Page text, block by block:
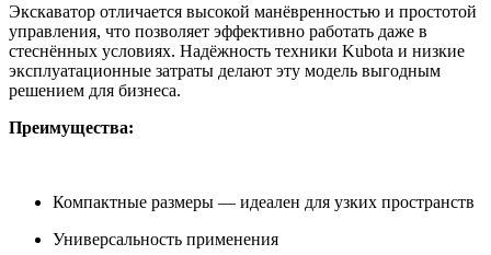
Экскаватор отличается высокой манёвренностью и простотой
управления, что позволяет эффективно работать даже в
стеснённых условиях. Надёжность техники Kubota и низкие
эксплуатационные затраты делают эту модель выгодным
решением для бизнеса.
Преимущества:
Компактные размеры — идеален для узких пространств
Универсальность применения